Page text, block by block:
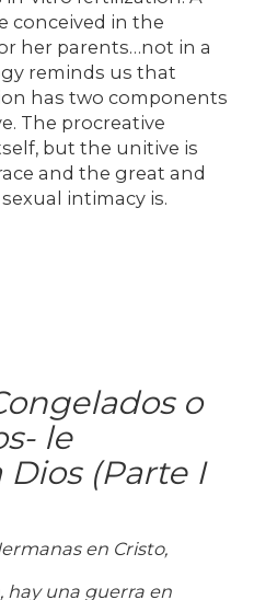
conceived in the
her parents…not in a
reminds us that
has two components
The procreative
but the unitive is
and the great and
intimacy is.
o
le
(Parte I
en Cristo,
hay una guerra en